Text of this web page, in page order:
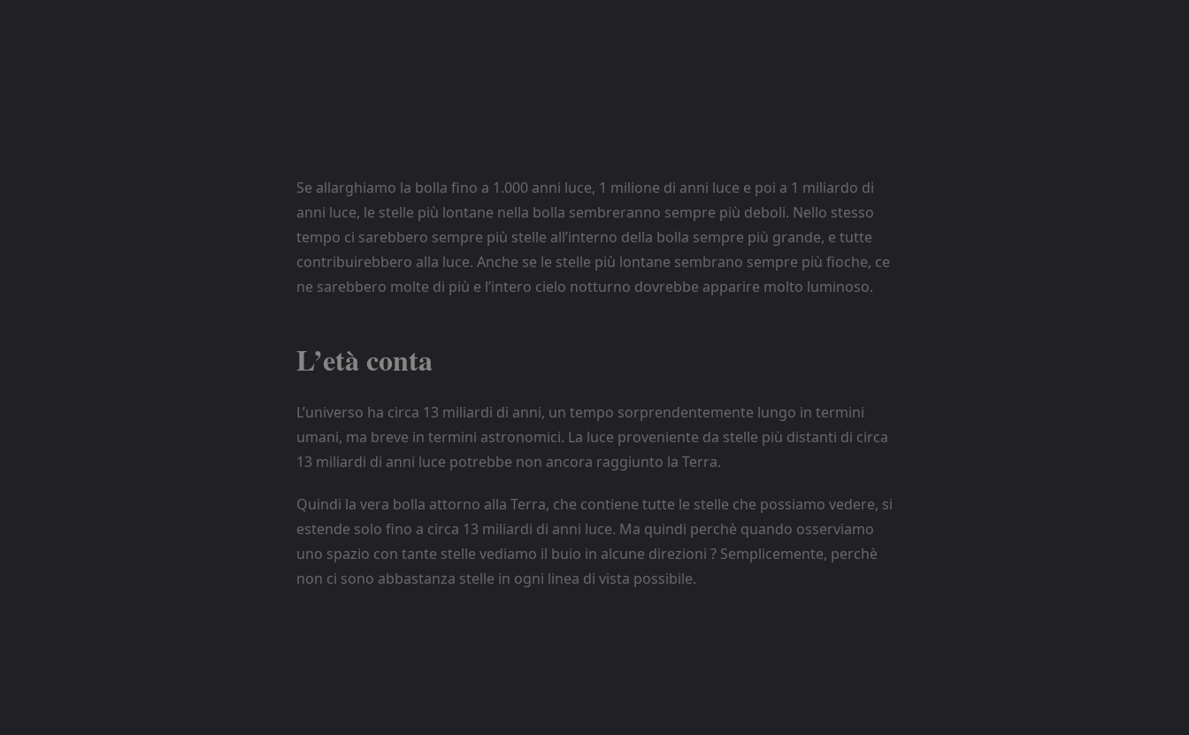
Se allarghiamo la bolla fino a 1.000 anni luce, 1 milione di anni luce e poi a 1 miliardo di
anni luce, le stelle più lontane nella bolla sembreranno sempre più deboli. Nello stesso
tempo ci sarebbero sempre più stelle all’interno della bolla sempre più grande, e tutte
contribuirebbero alla luce. Anche se le stelle più lontane sembrano sempre più fioche, ce
ne sarebbero molte di più e l’intero cielo notturno dovrebbe apparire molto luminoso.
L’età conta
L’universo ha circa 13 miliardi di anni, un tempo sorprendentemente lungo in termini
umani, ma breve in termini astronomici. La luce proveniente da stelle più distanti di circa
13 miliardi di anni luce potrebbe non ancora raggiunto la Terra.
Quindi la vera bolla attorno alla Terra, che contiene tutte le stelle che possiamo vedere, si
estende solo fino a circa 13 miliardi di anni luce. Ma quindi perchè quando osserviamo
uno spazio con tante stelle vediamo il buio in alcune direzioni ? Semplicemente, perchè
non ci sono abbastanza stelle in ogni linea di vista possibile.